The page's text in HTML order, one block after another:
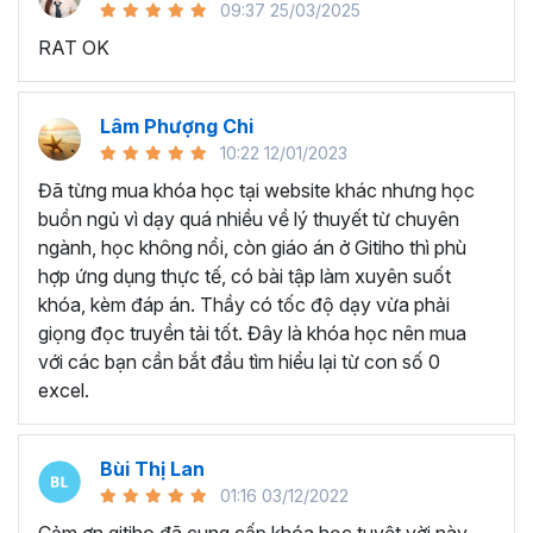
sử dụng Excel sẽ tốn nhiều thời gian, công sức để xử lý
công việc. Hơn nữa, chúng ta cũng không biết những thứ
mình đang thực hiện đúng hay không.
Hiện nay 100% các doanh nghiệp tại Việt Nam
cần tới kỹ năng Excel khi ứng tuyển vào vị trí kế toán, xử
chính... Mỗi cấp độ sẽ có yêu cầu thành thạo Excel xử lý
công việc khác nhau.
Chính vì điều đó Gitiho đã mở khóa học vềThủ thuật
Excel cập nhật hàng tuần - EXG02 với hơn7h+ học
cùng với92 tài liệu đính kèmbạn sẽ nhận được nhiều lợi
ích vô tận như:
Giảng viên là những người có trình độ chuyên môn
cao, kinh nghiệm thực tiễn dày dặn đã và đang đào
VPBank, FPT software, Vietcombank, MIC, Tập
đoàn Thành Công, TH True Milk
09:37 25/03/2025
RAT OK
Lâm Phượng Chi
10:22 12/01/2023
Đã từng mua khóa học tại website khác nhưng học
buồn ngủ vì dạy quá nhiều về lý thuyết từ chuyên
ngành, học không nổi, còn giáo án ở Gitiho thì phù
hợp ứng dụng thực tế, có bài tập làm xuyên suốt
khóa, kèm đáp án. Thầy có tốc độ dạy vừa phải
giọng đọc truyền tải tốt. Đây là khóa học nên mua
với các bạn cần bắt đầu tìm hiểu lại từ con số 0
excel.
Bùi Thị Lan
01:16 03/12/2022